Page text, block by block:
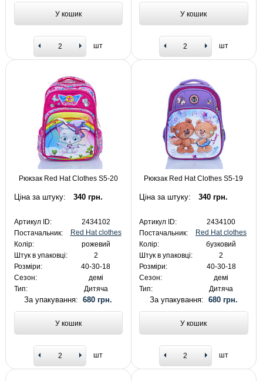
У кошик
шт
У кошик
шт
Рюкзак Red Hat Clothes S5-20
Ціна за штуку: 340 грн.
Артикул ID:
2434102
Постачальник:
Red Hat clothes
Колір:
рожевий
Штук в упаковці:
2
Розміри:
40-30-18
Сезон:
демі
Тип:
Дитяча
За упакування:680 грн.
У кошик
шт
Рюкзак Red Hat Clothes S5-19
Ціна за штуку: 340 грн.
Артикул ID:
2434100
Постачальник:
Red Hat clothes
Колір:
бузковий
Штук в упаковці:
2
Розміри:
40-30-18
Сезон:
демі
Тип:
Дитяча
За упакування: 680 грн.
У кошик
шт